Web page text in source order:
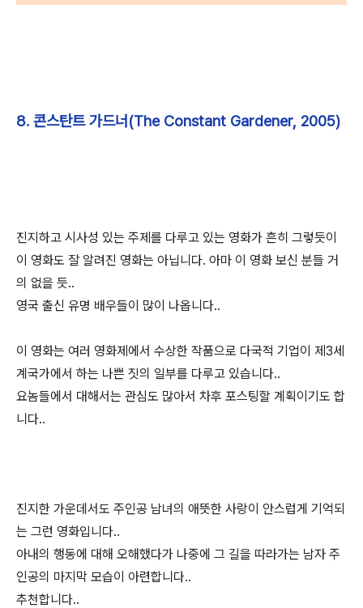
8. 콘스탄트 가드너(The Constant Gardener, 2005)
진지하고 시사성 있는 주제를 다루고 있는 영화가 흔히 그렇듯이
이 영화도 잘 알려진 영화는 아닙니다. 아마 이 영화 보신 분들 거
의 없을 듯..
영국 출신 유명 배우들이 많이 나옵니다..
이 영화는 여러 영화제에서 수상한 작품으로 다국적 기업이 제3세
계국가에서 하는 나쁜 짓의 일부를 다루고 있습니다..
요놈들에서 대해서는 관심도 많아서 차후 포스팅할 계획이기도 합
니다..
진지한 가운데서도 주인공 남녀의 애뜻한 사랑이 안스럽게 기억되
는 그런 영화입니다..
아내의 행동에 대해 오해했다가 나중에 그 길을 따라가는 남자 주
인공의 마지막 모습이 아련합니다..
추천합니다..